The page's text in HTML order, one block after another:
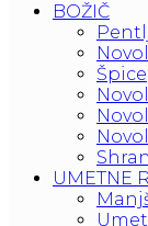
BOŽIČ
Špice
UMETNE